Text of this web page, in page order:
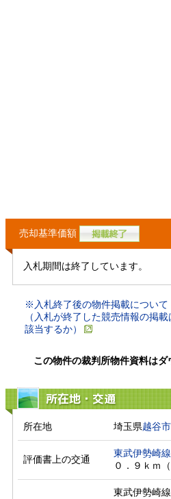
売却基準価額
入札期間は終了しています。
※入札終了後の物件掲載について
（入札が終了した競売情報の掲
該当するか）
この物件の裁判所物件資料はダ
所在地・交通
所在地 埼玉県越谷市
評価書上の交通
東武伊勢崎線
０．９ｋｍ
東武伊勢崎